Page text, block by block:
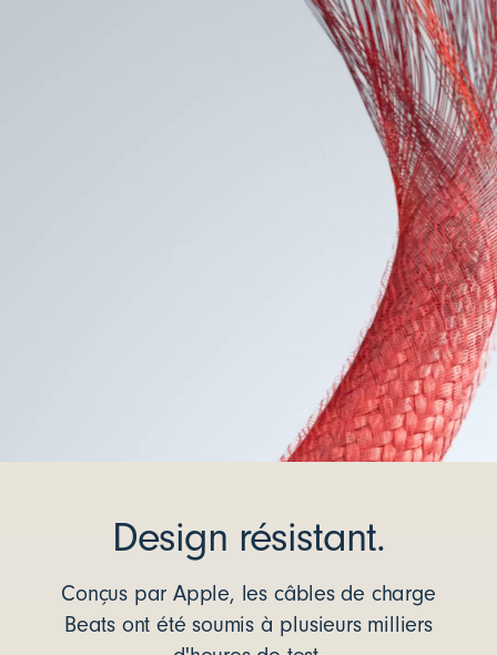
Design résistant.
Conçus par Apple, les câbles de charge
Beats ont été soumis à plusieurs milliers